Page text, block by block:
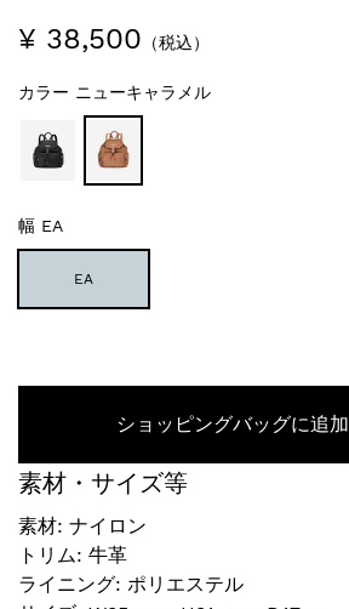
¥ 38,500 （税込）
カラー ニューキャラメル
幅 EA
EA
ショッピングバッグに追加
素材・サイズ等
素材: ナイロン
トリム: 牛革
ライニング: ポリエステル